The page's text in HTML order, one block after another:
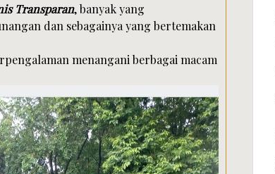
Transparan, banyak yang
dan sebagainya yang bertemakan
menangani berbagai macam